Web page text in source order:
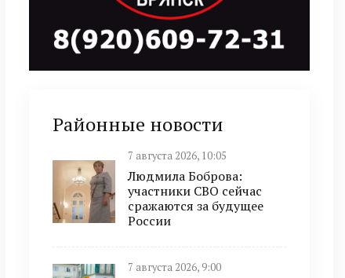
Районные новости
7 августа 2026, 10:05
Людмила Боброва:
участники СВО сейчас
сражаются за будущее
России
7 августа 2026, 9:00